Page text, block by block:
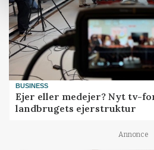
BUSINESS
Ejer eller medejer? Nyt tv-
landbrugets ejerstruktur
Annonce